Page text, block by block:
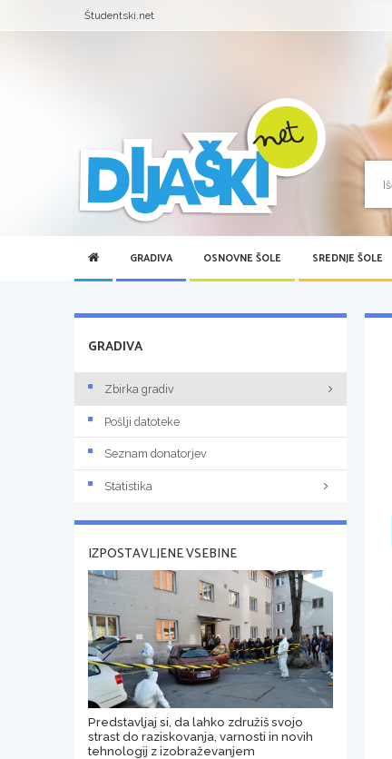
Študentski.net
GRADIVA OSNOVNE ŠOLE SREDNJE ŠOLE
GRADIVA
Zbirka gradiv
Pošlji datoteke
Seznam donatorjev
Statistika
IZPOSTAVLJENE VSEBINE
Predstavljaj si, da lahko združiš svojo
strast do raziskovanja, varnosti in novih
tehnologij z izobraževanjem